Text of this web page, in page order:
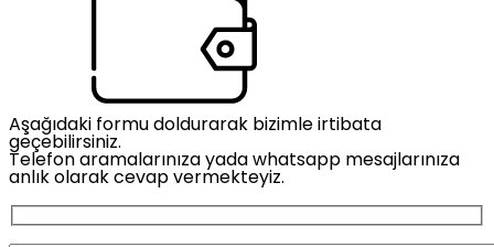
Aşağıdaki formu doldurarak bizimle irtibata
geçebilirsiniz.
Telefon aramalarınıza yada whatsapp mesajlarınıza
anlık olarak cevap vermekteyiz.